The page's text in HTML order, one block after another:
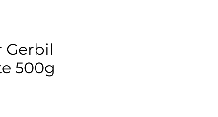
Gerbil
500g